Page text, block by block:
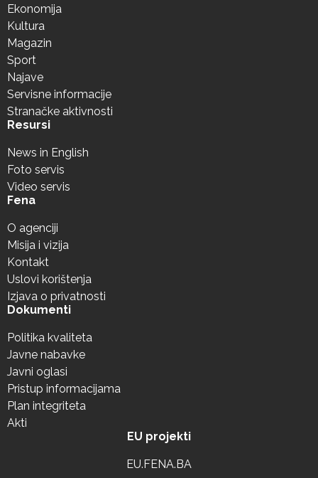
Ekonomija
Kultura
Magazin
Sport
Najave
Servisne informacije
Stranačke aktivnosti
Resursi
News in English
Foto servis
Video servis
Fena
O agenciji
Misija i vizija
Kontakt
Uslovi korištenja
Izjava o privatnosti
Dokumenti
Politika kvaliteta
Javne nabavke
Javni oglasi
Pristup informacijama
Plan integriteta
Akti
EU projekti
EU.FENA.BA